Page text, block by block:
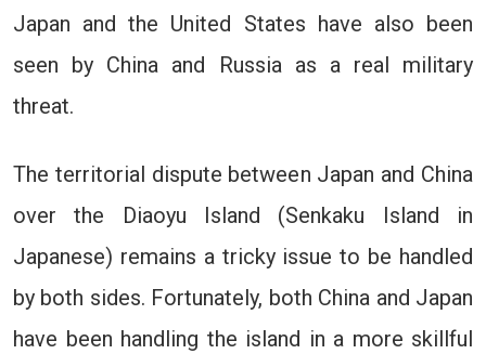
Japan and the United States have also been
seen by China and Russia as a real military
threat.
The territorial dispute between Japan and China
over the Diaoyu Island (Senkaku Island in
Japanese) remains a tricky issue to be handled
by both sides. Fortunately, both China and Japan
have been handling the island in a more skillful